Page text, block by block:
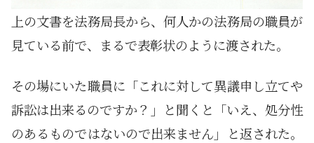
上の文書を法務局長から、何人かの法務局の職員が
見ている前で、まるで表彰状のように渡された。
その場にいた職員に「これに対して異議申し立てや
訴訟は出来るのですか？」と聞くと「いえ、処分性
のあるものではないので出来ません」と返された。